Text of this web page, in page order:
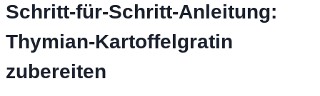
Schritt-für-Schritt-Anleitung:
Thymian-Kartoffelgratin
zubereiten